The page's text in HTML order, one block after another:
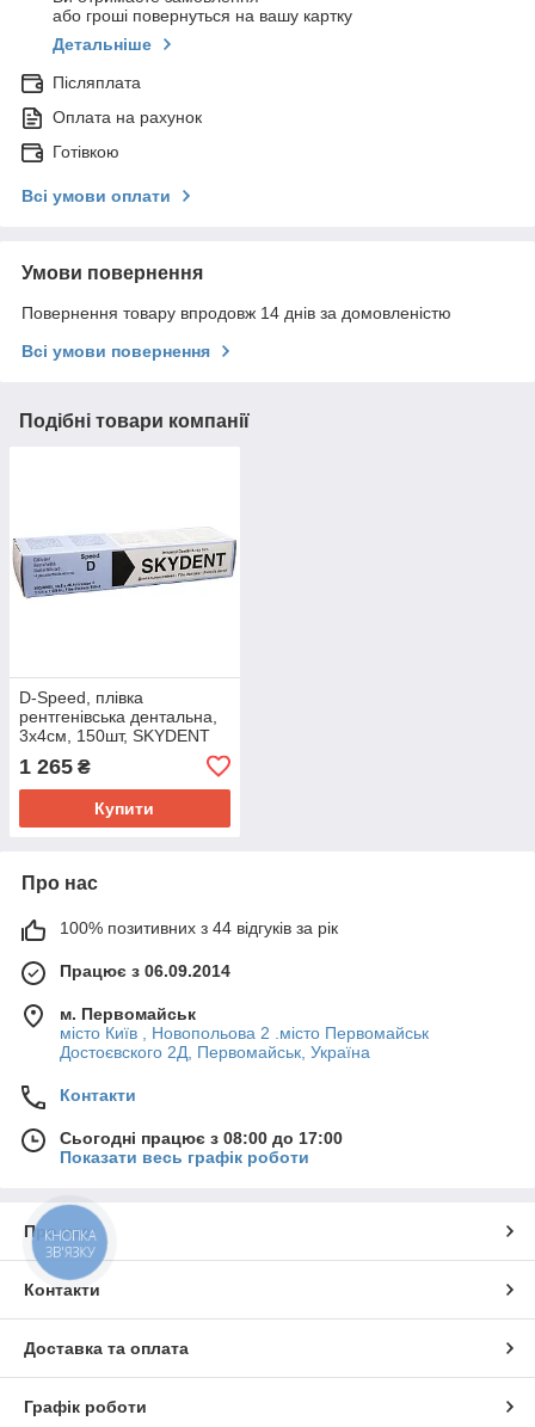
або гроші повернуться на вашу картку
Детальніше
Післяплата
Оплата на рахунок
Готівкою
Всі умови оплати
Умови повернення
Повернення товару впродовж 14 днів за домовленістю
Всі умови повернення
Подібні товари компанії
D-Speed, плівка
рентгенівська дентальна,
3x4см, 150шт, SKYDENT
1 265 ₴
Купити
Про нас
100% позитивних з 44 відгуків за рік
Працює з 06.09.2014
м. Первомайськ
місто Київ , Новопольова 2 .місто Первомайськ
Достоєвского 2Д, Первомайськ, Україна
Контакти
Сьогодні працює з 08:00 до 17:00
Показати весь графік роботи
Про нас
Контакти
Доставка та оплата
Графік роботи
КНОПКА
ЗВ'ЯЗКУ